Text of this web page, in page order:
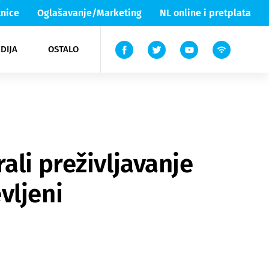
Oglašavanje/Marketing NL online i pretplata
OSTALO
Lika & Senj
TV
preživljavanje